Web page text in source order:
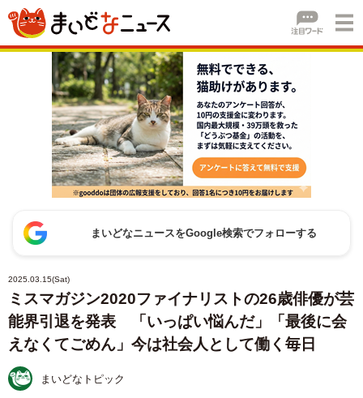
まいどなニュースをGoogle検索でフォローする
2025.03.15(Sat)
ミスマガジン2020ファイナリストの26歳俳優が芸
能界引退を発表 「いっぱい悩んだ」「最後に会
えなくてごめん」今は社会人として働く毎日
まいどなトピック